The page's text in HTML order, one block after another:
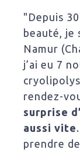
"Depuis
beauté, je
Namur
j’ai eu 7
rendez-
surprise
aussi vite
prendre